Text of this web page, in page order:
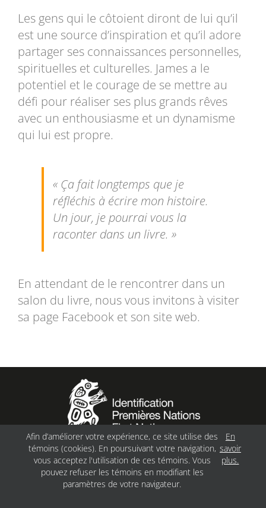
Les gens qui le côtoient diront de lui qu’il
est une source d’inspiration et qu’il adore
partager ses connaissances personnelles,
spirituelles et culturelles. James a le
potentiel et le courage de se mettre au
défi pour réaliser ses plus grands rêves
avec un enthousiasme et un dynamisme
qui lui est propre.
« Ça fait longtemps que je
réfléchis à écrire mon histoire.
Un jour, je pourrai vous la
raconter dans un livre. »
En attendant de le rencontrer dans un
salon du livre, nous vous invitons à visiter
sa page Facebook et son site web.
Politique de confidentialité
MINWASHIN.ORG, 2025 |FEU FOLLET – DESIGN
• WEB • MARKETING
Afin d’améliorer votre expérience, ce site utilise des
témoins (cookies). En poursuivant votre navigation,
vous acceptez l'utilisation de ces témoins. Vous
pouvez refuser les témoins en modifiant les
paramètres de votre navigateur.
En
savoir
plus.